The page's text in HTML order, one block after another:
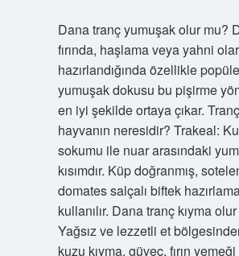
Dana tranç yumuşak olur mu?
fırında, haşlama veya yahni
hazırlandığında özellikle
yumuşak dokusu bu pişirme
en iyi şekilde ortaya çıkar.
hayvanın neresidir? Trakeal:
sokumu ile nuar arasındaki
kısımdır. Küp doğranmış,
domates salçalı biftek
kullanılır. Dana tranç kıyma
Yağsız ve lezzetli et
kuzu kıyma, güveç, fırın